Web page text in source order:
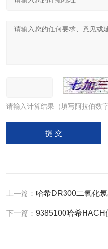
请输入计算结果（填写阿拉伯数
上一篇： 哈希DR300二氧化
下一篇：9385100哈希HACH